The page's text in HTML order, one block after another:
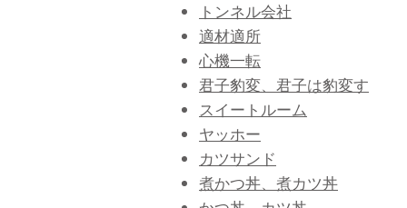
トンネル会社
適材適所
心機一転
君子豹変、君子は豹変す
スイートルーム
ヤッホー
カツサンド
煮かつ丼、煮カツ丼